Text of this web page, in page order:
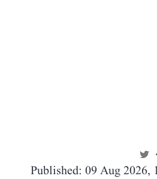
Published: 09 Aug 2026,